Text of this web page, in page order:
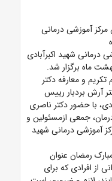
درمانی شهید اکبرآبادی
و معارفه دکتر
بردبار رییس
با حضور دکتر ناصری
جمعی ازمسئولین و
در مرکز آموزشی درمانی شهید
رمضان عنوان
از افرادی که برای